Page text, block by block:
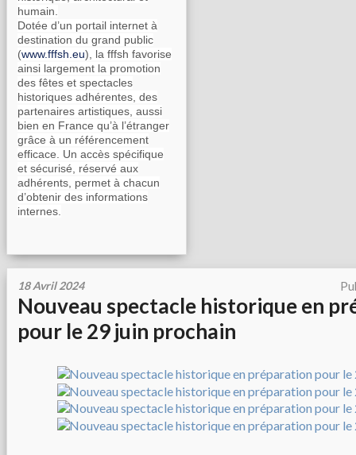
humain.
Dotée d’un portail internet à
destination du grand public
(www.fffsh.eu), la fffsh favorise
ainsi largement la promotion
des fêtes et spectacles
historiques adhérentes, des
partenaires artistiques, aussi
bien en France qu’à l’étranger
grâce à un référencement
efficace. Un accès spécifique
et sécurisé, réservé aux
adhérents, permet à chacun
d’obtenir des informations
internes.
18 Avril 2024
Nouveau spectacle historique en
pour le 29 juin prochain